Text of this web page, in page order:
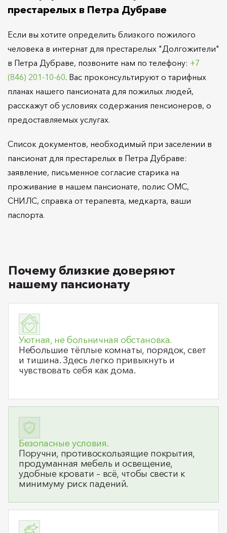
престарелых в Петра Дубраве
Если вы хотите определить близкого пожилого
человека в интернат для престарелых "Долгожители"
в Петра Дубраве, позвоните нам по телефону: +7
(846) 201-10-60. Вас проконсультируют о тарифных
планах нашего пансионата для пожилых людей,
расскажут об условиях содержания пенсионеров, о
предоставляемых услугах.
Список документов, необходимый при заселении в
пансионат для престарелых в Петра Дубраве:
заявление, письменное согласие старика на
проживание в нашем пансионате, полис ОМС,
СНИЛС, справка от терапевта, медкарта, ваши
паспорта.
Почему близкие доверяют
нашему пансионату
Уютная, не больничная обстановка.
Небольшие тёплые комнаты, порядок, свет
и тишина. Здесь легко привыкнуть и
чувствовать себя как дома.
Безопасные условия.
Поручни, противоскользящие покрытия,
продуманная мебель и освещение,
удобные кровати – всё, чтобы свести к
минимуму риск падений.